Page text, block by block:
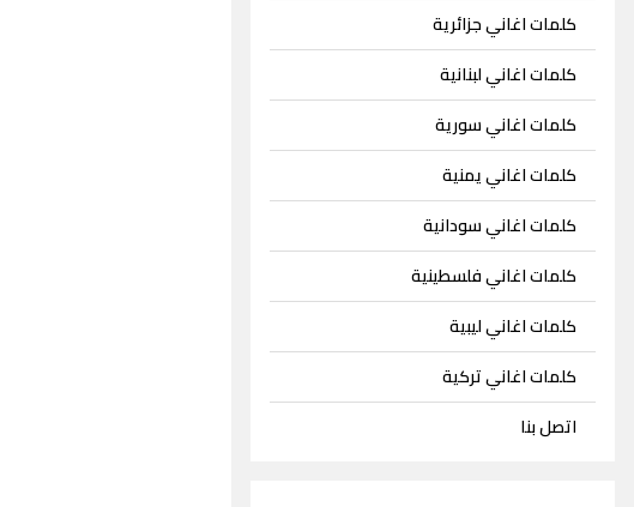
كلمات اغاني جزائرية
كلمات اغاني لبنانية
كلمات اغاني سورية
كلمات اغاني يمنية
كلمات اغاني سودانية
كلمات اغاني فلسطينية
كلمات اغاني ليبية
كلمات اغاني تركية
اتصل بنا